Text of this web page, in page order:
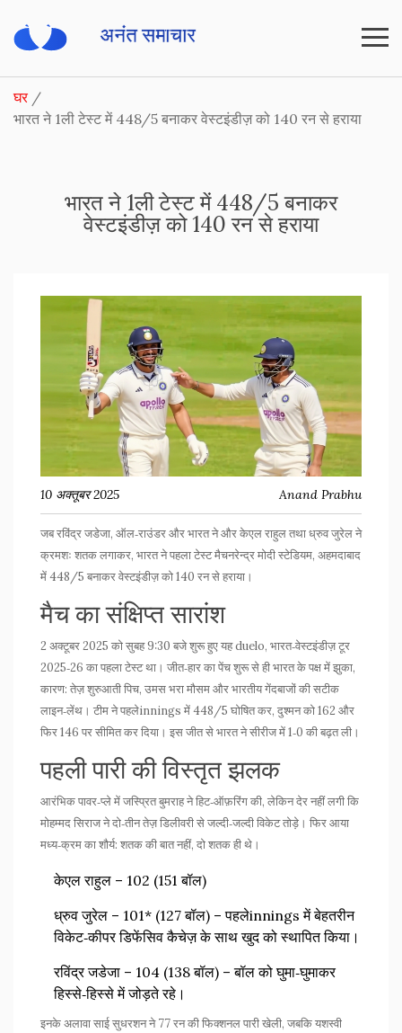
घर
भारत ने 1ली टेस्ट में 448/5 बनाकर वेस्टइंडीज़ को 140 रन से हराया
भारत ने 1ली टेस्ट में 448/5 बनाकर
वेस्टइंडीज़ को 140 रन से हराया
10 अक्तूबर 2025 Anand Prabhu
जबरविंद्र जडेजा, ऑल‑राउंडरऔरभारतने औरकेएल राहुलतथाध्रुव जुरेलने
क्रमशः शतक लगाकर, भारत नेपहला टेस्ट मैचनरेन्द्र मोदी स्टेडियम, अहमदाबाद
में 448/5 बनाकर वेस्टइंडीज़ को 140 रन से हराया।
मैच का संक्षिप्त सारांश
2 अक्टूबर 2025 को सुबह 9:30 बजे शुरू हुए यह duelo, भारत‑वेस्टइंडीज़ टूर
2025‑26 का पहला टेस्ट था। जीत‑हार का पेंच शुरू से ही भारत के पक्ष में झुका,
कारण: तेज़ शुरुआती पिच, उमस भरा मौसम और भारतीय गेंदबाजों की सटीक
लाइन‑लेंथ। टीम ने पहलेinnings में 448/5 घोषित कर, दुश्मन को 162 और
फिर 146 पर सीमित कर दिया। इस जीत से भारत ने सीरीज में 1‑0 की बढ़त ली।
पहली पारी की विस्तृत झलक
आरंभिक पावर‑प्ले मेंजस्प्रित बुमराहने हिट‑ऑफ़रिंग की, लेकिन देर नहीं लगी कि
मोहम्मद सिराजने दो‑तीन तेज़ डिलीवरी से जल्दी‑जल्दी विकेट तोड़े। फिर आया
मध्य‑क्रम का शौर्य: शतककी बात नहीं, दो शतक ही थे।
केएल राहुल – 102 (151 बॉल)
ध्रुव जुरेल – 101* (127 बॉल) – पहलेinnings में बेहतरीन
विकेट‑कीपर डिफेंसिव कैचेज़ के साथ खुद को स्थापित किया।
रविंद्र जडेजा – 104 (138 बॉल) – बॉल को घुमा‑घुमाकर
हिस्से‑हिस्से में जोड़ते रहे।
इनके अलावासाई सुधरशनने 77 रन की फिक्शनल पारी खेली, जबकियशस्वी